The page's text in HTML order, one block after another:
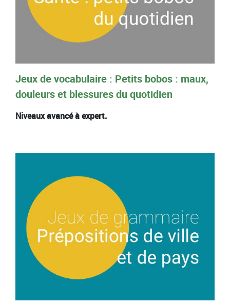
Jeux de vocabulaire : Petits bobos : maux,
douleurs et blessures du quotidien
Niveaux avancé à expert.